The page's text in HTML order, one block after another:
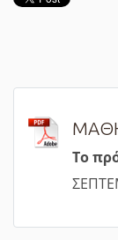
Το